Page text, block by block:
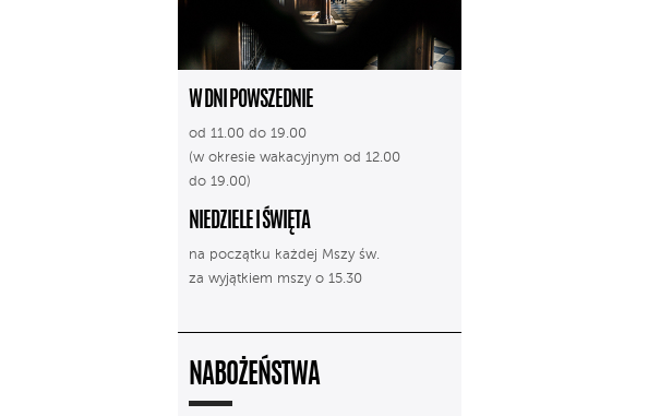
W DNI POWSZEDNIE
od 11.00 do 19.00
(w okresie wakacyjnym od 12.00
do 19.00)
NIEDZIELE I ŚWIĘTA
na początku każdej Mszy św.
za wyjątkiem mszy o 15.30
NABOŻEŃSTWA